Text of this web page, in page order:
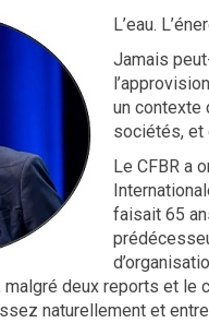
L’eau.
Jamais
un contexte
sociétés, et
Le CFBR a
faisait 65
deux reports et le
naturellement et